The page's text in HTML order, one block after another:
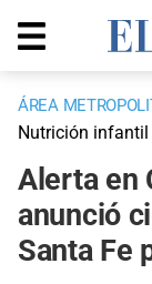
ÁREA
Nutrición infantil
Alerta en
anunció
Santa Fe